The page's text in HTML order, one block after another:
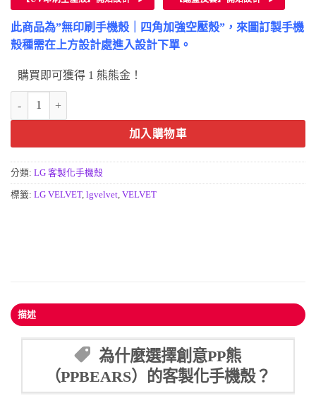
此商品為”無印刷手機殼｜四角加強空壓殼”，來圖訂製手機
殼種需在上方設計處進入設計下單。
購買即可獲得 1 熊熊金！
LG Velvet手機殼-客製化來圖手機殼訂做 數量
加入購物車
分類: LG 客製化手機殼
標籤: LG VELVET, lgvelvet, VELVET
描述
為什麼選擇創意PP熊
（PPBEARS）的客製化手機殼？